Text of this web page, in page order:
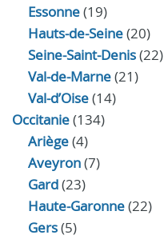
Essonne(19)
Hauts-de-Seine(20)
Seine-Saint-Denis(22)
Val-de-Marne(21)
Val-d’Oise(14)
Occitanie(134)
Ariège(4)
Aveyron(7)
Gard(23)
Haute-Garonne(22)
Gers(5)